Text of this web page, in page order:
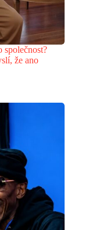
společnost?
že ano